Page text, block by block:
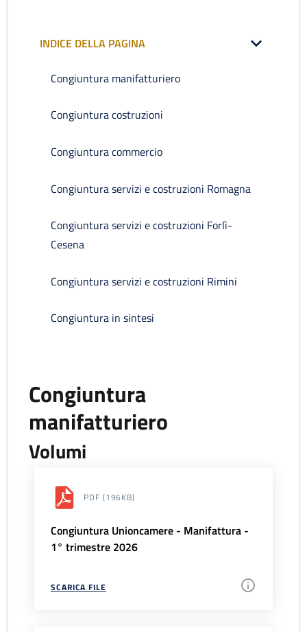
INDICE DELLA PAGINA
Congiuntura manifatturiero
Congiuntura costruzioni
Congiuntura commercio
Congiuntura servizi e costruzioni Romagna
Congiuntura servizi e costruzioni Forlì-
Cesena
Congiuntura servizi e costruzioni Rimini
Congiuntura in sintesi
Congiuntura
manifatturiero
Volumi
PDF (196KB)
Congiuntura Unioncamere - Manifattura -
1° trimestre 2026
SCARICA FILE